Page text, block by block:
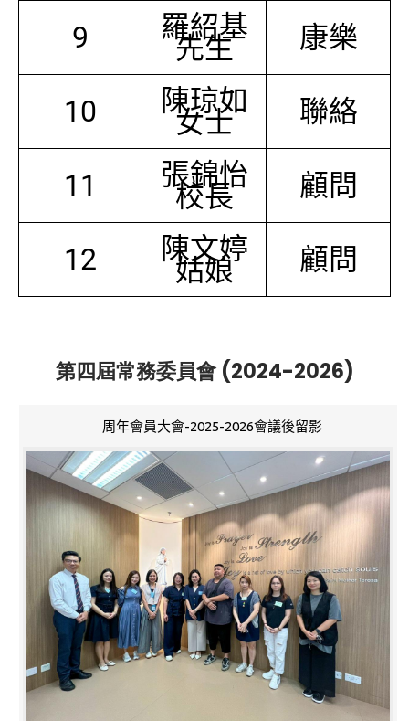
9 羅紹基
先生 康樂
10 陳琼如
女士 聯絡
11 張錦怡
校長 顧問
12 陳文婷
姑娘 顧問
第四屆常務委員會 (2024-2026)
周年會員大會-2025-2026會議後留影